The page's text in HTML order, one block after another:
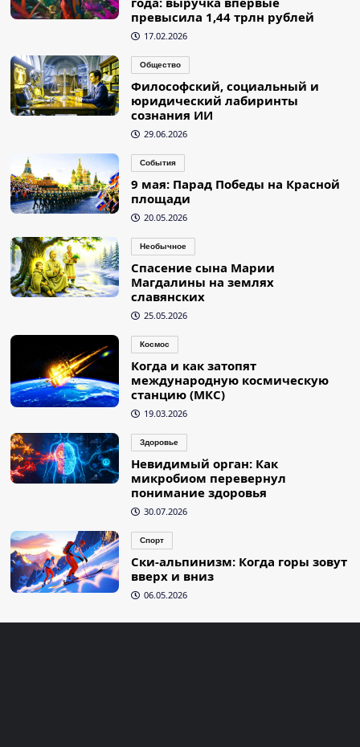
превысила 1,44 трлн рублей
17.02.2026
Общество
Философский, социальный и
юридический лабиринты
сознания ИИ
29.06.2026
События
9 мая: Парад Победы на Красной
площади
20.05.2026
Необычное
Спасение сына Марии
Магдалины на землях
славянских
25.05.2026
Космос
Когда и как затопят
международную космическую
станцию (МКС)
19.03.2026
Здоровье
Невидимый орган: Как
микробиом перевернул
понимание здоровья
30.07.2026
Спорт
Ски-альпинизм: Когда горы зовут
вверх и вниз
06.05.2026